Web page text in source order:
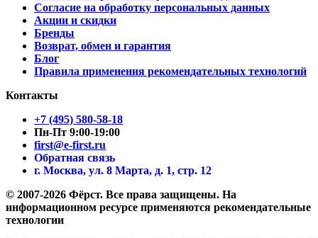
Согласие на обработку персональных данных
Акции и скидки
Бренды
Возврат, обмен и гарантия
Блог
Правила применения рекомендательных технологий
Контакты
+7 (495) 580-58-18
Пн-Пт 9:00-19:00
first@e-first.ru
Обратная связь
г. Москва, ул. 8 Марта, д. 1, стр. 12
© 2007-2026 Фёрст. Все права защищены. На
информационном ресурсе применяются рекомендательные
технологии